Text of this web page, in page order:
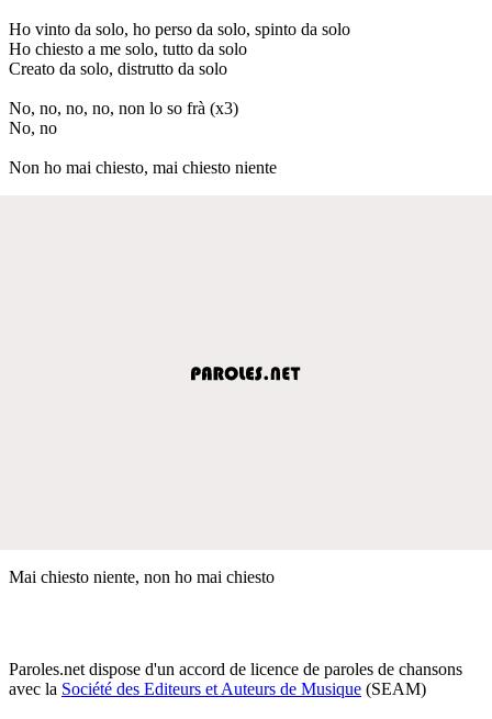
Ho vinto da solo, ho perso da solo, spinto da solo
Ho chiesto a me solo, tutto da solo
Creato da solo, distrutto da solo
No, no, no, no, non lo so frà (x3)
No, no
Non ho mai chiesto, mai chiesto niente
Mai chiesto niente, non ho mai chiesto
Paroles.net dispose d'un accord de licence de paroles de chansons
avec la Société des Editeurs et Auteurs de Musique (SEAM)